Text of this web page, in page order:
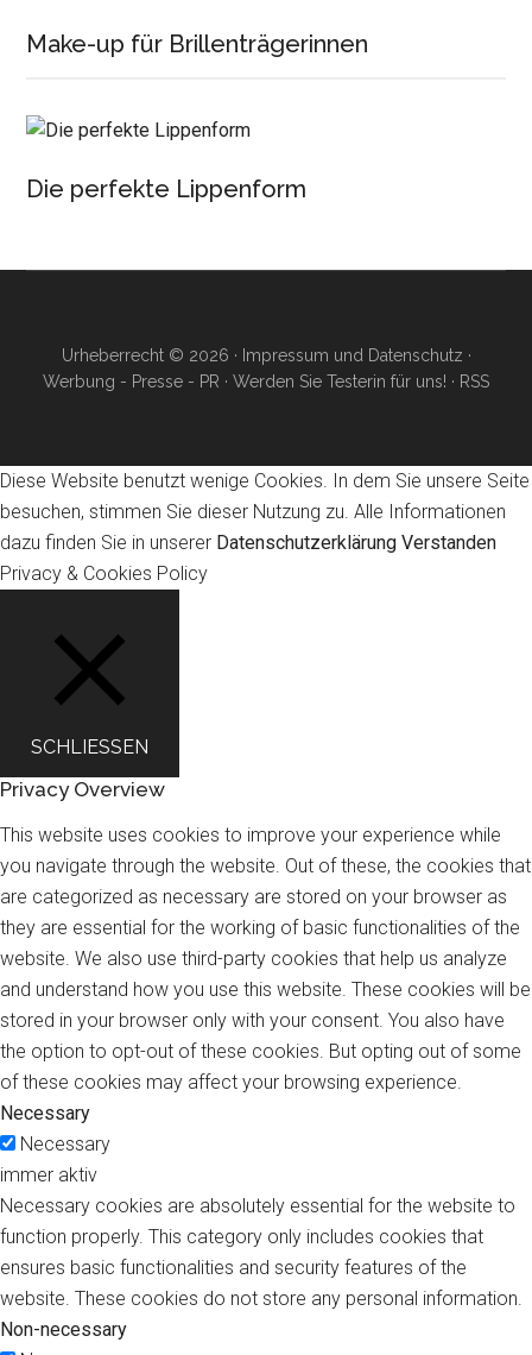
Make-up für Brillenträgerinnen
Die perfekte Lippenform
Urheberrecht © 2026 · Impressum und Datenschutz ·
Werbung - Presse - PR · Werden Sie Testerin für uns! · RSS
Diese Website benutzt wenige Cookies. In dem Sie unsere Seite
besuchen, stimmen Sie dieser Nutzung zu. Alle Informationen
dazu finden Sie in unserer Datenschutzerklärung Verstanden
Privacy & Cookies Policy
SCHLIESSEN
Privacy Overview
This website uses cookies to improve your experience while
you navigate through the website. Out of these, the cookies that
are categorized as necessary are stored on your browser as
they are essential for the working of basic functionalities of the
website. We also use third-party cookies that help us analyze
and understand how you use this website. These cookies will be
stored in your browser only with your consent. You also have
the option to opt-out of these cookies. But opting out of some
of these cookies may affect your browsing experience.
Necessary
Necessary
immer aktiv
Necessary cookies are absolutely essential for the website to
function properly. This category only includes cookies that
ensures basic functionalities and security features of the
website. These cookies do not store any personal information.
Non-necessary